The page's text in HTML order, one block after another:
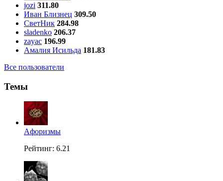
jozi 311.80
Иван Близнец 309.50
СветНик 284.98
sladenko 206.37
zayac 196.99
Амалия Исильда 181.83
Все пользователи
Темы
Aфоризмы
Рейтинг: 6.21